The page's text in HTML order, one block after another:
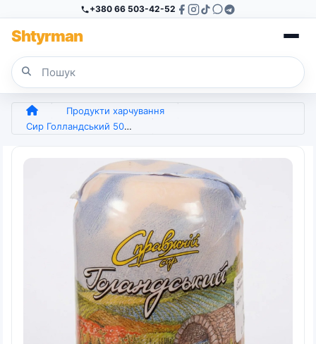
+380 66 503-42-52
Shtyrman
Продукти харчування
Сир Голландський 50% ТМ "Справжній Сир", натуральний твердий сир, кулька ~1кг (арт. 6301)